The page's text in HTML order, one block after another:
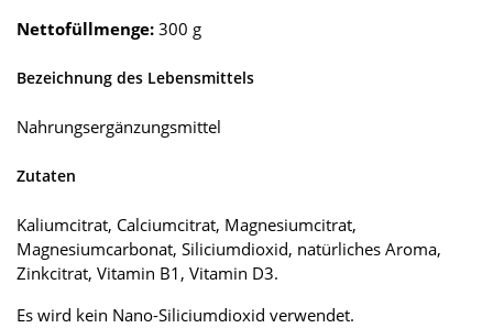
Nettofüllmenge: 300 g
Bezeichnung des Lebensmittels
Nahrungsergänzungsmittel
Zutaten
Kaliumcitrat, Calciumcitrat, Magnesiumcitrat,
Magnesiumcarbonat, Siliciumdioxid, natürliches Aroma,
Zinkcitrat, Vitamin B1, Vitamin D3.
Es wird kein Nano-Siliciumdioxid verwendet.